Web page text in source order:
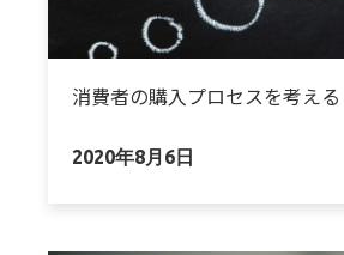
消費者の購入プロセスを考える
2020年8月6日